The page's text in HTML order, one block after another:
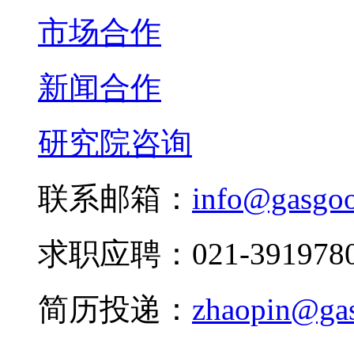
市场合作
新闻合作
研究院咨询
联系邮箱：
求职应聘：021-
简历投递：